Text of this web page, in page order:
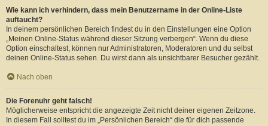
Wie kann ich verhindern, dass mein Benutzername in der Online-Liste
auftaucht?
In deinem persönlichen Bereich findest du in den Einstellungen eine Option
„Meinen Online-Status während dieser Sitzung verbergen“. Wenn du diese
Option einschaltest, können nur Administratoren, Moderatoren und du selbst
deinen Online-Status sehen. Du wirst dann als unsichtbarer Besucher gezählt.
Nach oben
Die Forenuhr geht falsch!
Möglicherweise entspricht die angezeigte Zeit nicht deiner eigenen Zeitzone.
In diesem Fall solltest du im „Persönlichen Bereich“ die für dich passende